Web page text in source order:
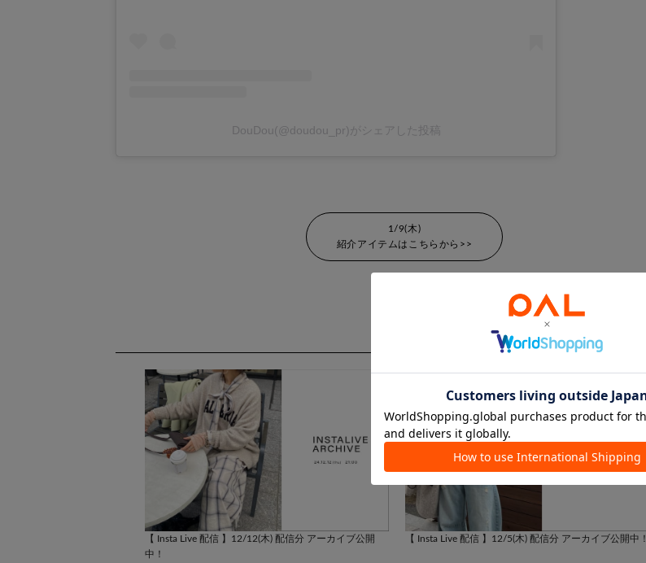
DouDou(@doudou_pr)がシェアした投稿
1/9(木)
紹介アイテムはこちらから>>
【 Insta Live 配信 】12/12(木) 配信分 アーカイブ公開
中！
【 Insta Live 配信 】12/5(木) 配信分 アーカイブ公開中！